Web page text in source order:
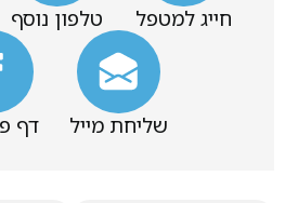
חייג למטפל טלפון נוסף
שליחת מייל דף